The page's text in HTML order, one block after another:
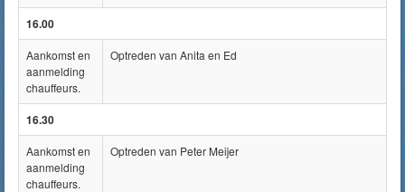
16.00
Aankomst en
aanmelding
chauffeurs.
Optreden van Anita en Ed
16.30
Aankomst en
aanmelding
chauffeurs.
Optreden van Peter Meijer